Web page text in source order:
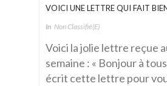
VOICI UNE LETTRE QUI FAIT
In Non Classifié(e)
Voici la jolie lettre reçue
semaine : « Bonjour à
écrit cette lettre pour